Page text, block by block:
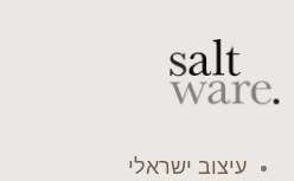
עיצוב ישראלי